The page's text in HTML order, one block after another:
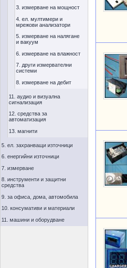
3. измерване на мощност
4. ел. мултимери и
мрежови анализатори
5. измерване на налягане
и вакуум
6. измерване на влажност
7. други измервателни
системи
8. измерване на дебит
11. аудио и визуална
сигнализация
12. средства за
автоматизация
13. магнити
5. ел. захранващи източници
6. енергийни източници
7. измерване
8. инструменти и защитни
средства
9. за офиса, дома, автомобила
10. консумативи и материали
11. машини и оборудване